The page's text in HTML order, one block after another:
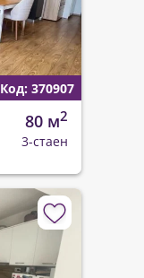
Код: 370907
80 м2
3-стаен